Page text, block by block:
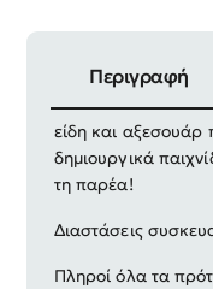
Περιγραφή
Πλήρες παιδικό
είδη και αξεσουάρ
δημιουργικά
τη παρέα!
Διαστάσεις
Πληροί όλα τα